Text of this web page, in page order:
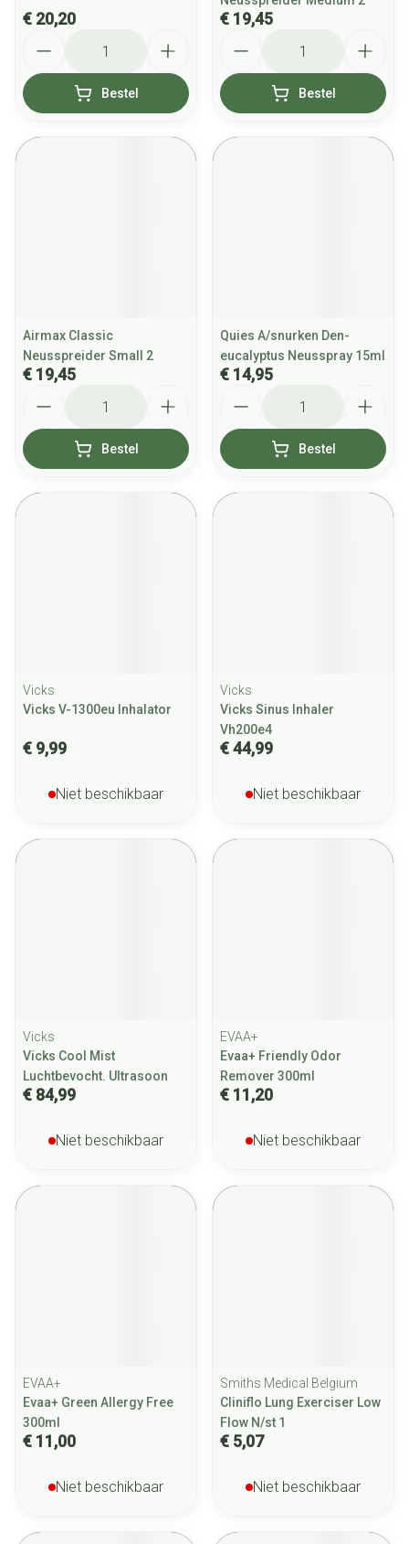
€ 20,20
Bestel
€ 19,45
Bestel
Airmax Classic
Neusspreider Small 2
€ 19,45
Bestel
Quies A/snurken Den-
eucalyptus Neusspray 15ml
€ 14,95
Bestel
Vicks
Vicks V-1300eu Inhalator
€ 9,99
Niet beschikbaar
Vicks
Vicks Sinus Inhaler
Vh200e4
€ 44,99
Niet beschikbaar
Vicks
Vicks Cool Mist
Luchtbevocht. Ultrasoon
€ 84,99
Niet beschikbaar
EVAA+
Evaa+ Friendly Odor
Remover 300ml
€ 11,20
Niet beschikbaar
EVAA+
Evaa+ Green Allergy Free
300ml
€ 11,00
Niet beschikbaar
Smiths Medical Belgium
Cliniflo Lung Exerciser Low
Flow N/st 1
€ 5,07
Niet beschikbaar